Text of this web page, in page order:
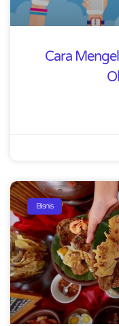
Cara
Bisnis